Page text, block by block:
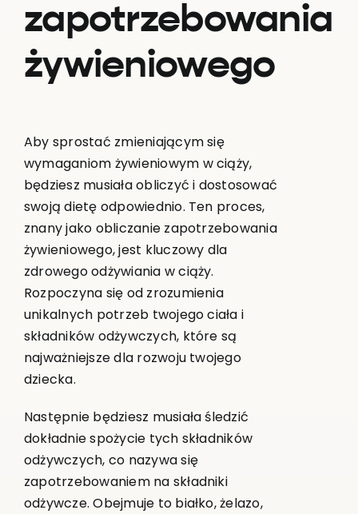
zapotrzebowania
żywieniowego
Aby sprostać zmieniającym się
wymaganiom żywieniowym w ciąży,
będziesz musiała obliczyć i dostosować
swoją dietę odpowiednio. Ten proces,
znany jako obliczanie zapotrzebowania
żywieniowego, jest kluczowy dla
zdrowego odżywiania w ciąży.
Rozpoczyna się od zrozumienia
unikalnych potrzeb twojego ciała i
składników odżywczych, które są
najważniejsze dla rozwoju twojego
dziecka.
Następnie będziesz musiała śledzić
dokładnie spożycie tych składników
odżywczych, co nazywa się
zapotrzebowaniem na składniki
odżywcze. Obejmuje to białko, żelazo,